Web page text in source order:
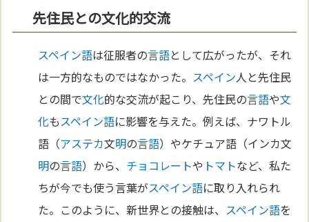
先住民との文化的交流
スペイン語は征服者の言語として広がったが、それ
は一方的なものではなかった。 スペイン人と先住民
との間で文化的な交流が起こり、先住民の言語や文
化もスペイン語に影響を与えた。例えば、ナワトル
語（アステカ文明の言語）やケチュア語（インカ文
明の言語）から、 チョコレートや トマトなど、私た
ちが今でも使う言葉がスペイン語に取り入れられ
た。このように、新世界との接触は、 スペイン語を